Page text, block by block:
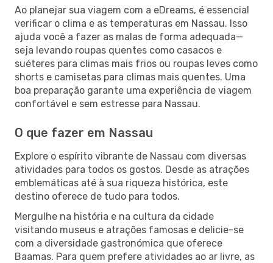
Ao planejar sua viagem com a eDreams, é essencial
verificar o clima e as temperaturas em Nassau. Isso
ajuda você a fazer as malas de forma adequada—
seja levando roupas quentes como casacos e
suéteres para climas mais frios ou roupas leves como
shorts e camisetas para climas mais quentes. Uma
boa preparação garante uma experiência de viagem
confortável e sem estresse para Nassau.
O que fazer em Nassau
Explore o espírito vibrante de Nassau com diversas
atividades para todos os gostos. Desde as atrações
emblemáticas até à sua riqueza histórica, este
destino oferece de tudo para todos.
Mergulhe na história e na cultura da cidade
visitando museus e atrações famosas e delicie-se
com a diversidade gastronómica que oferece
Baamas. Para quem prefere atividades ao ar livre, as